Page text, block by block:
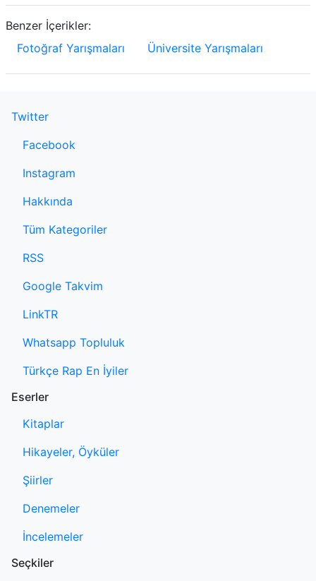
Benzer İçerikler:
Fotoğraf Yarışmaları
Üniversite Yarışmaları
Twitter
Facebook
Instagram
Hakkında
Tüm Kategoriler
RSS
Google Takvim
LinkTR
Whatsapp Topluluk
Türkçe Rap En İyiler
Eserler
Kitaplar
Hikayeler, Öyküler
Şiirler
Denemeler
İncelemeler
Seçkiler